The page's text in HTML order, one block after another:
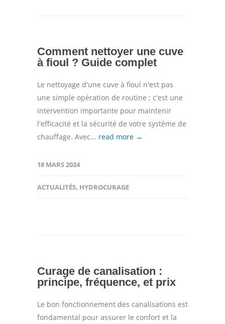
Comment nettoyer une cuve
à fioul ? Guide complet
Le nettoyage d'une cuve à fioul n'est pas
une simple opération de routine ; c'est une
intervention importante pour maintenir
l'efficacité et la sécurité de votre système de
chauffage. Avec... read more →
18 MARS 2024
ACTUALITÉS, HYDROCURAGE
Curage de canalisation :
principe, fréquence, et prix
Le bon fonctionnement des canalisations est
fondamental pour assurer le confort et la